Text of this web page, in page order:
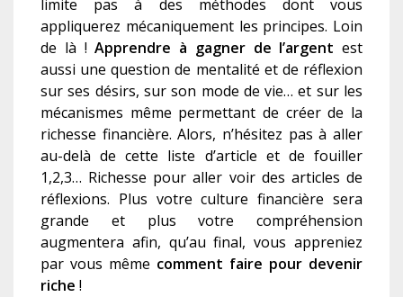
limite pas à des méthodes dont vous
appliquerez mécaniquement les principes. Loin
de là !Apprendre à gagner de l’argent est
aussi une question de mentalité et de réflexion
sur ses désirs, sur son mode de vie… et sur les
mécanismes même permettant de créer de la
richesse financière. Alors, n’hésitez pas à aller
au-delà de cette liste d’article et de fouiller
1,2,3… Richesse pour aller voir des articles de
réflexions. Plus votre culture financière sera
grande et plus votre compréhension
augmentera afin, qu’au final, vous appreniez
par vous même comment faire pour devenir
riche !